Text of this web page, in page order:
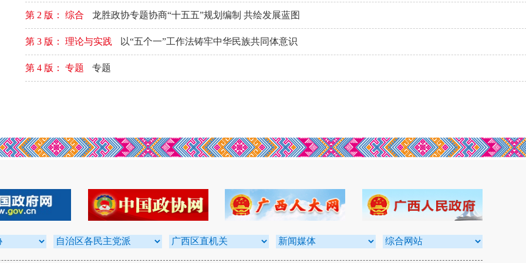
第 2 版： 综合 龙胜政协专题协商“十五五”规划编制 共绘发展蓝图
第 3 版： 理论与实践 以“五个一”工作法铸牢中华民族共同体意识
第 4 版： 专题 专题